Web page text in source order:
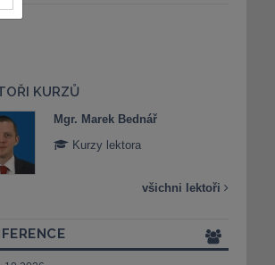
KURZŮ
Mgr. Marek Bednář
Kurzy lektora
všichni lektoři